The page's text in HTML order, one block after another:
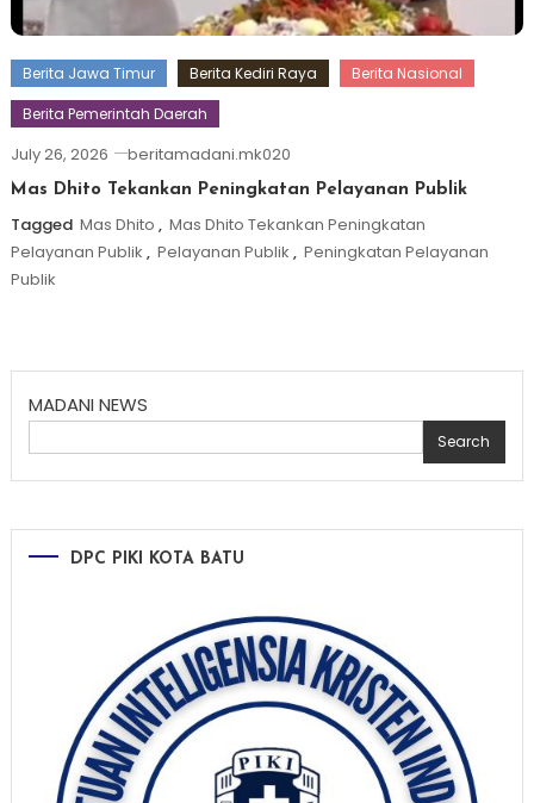
Berita Jawa Timur Berita Kediri Raya
Berita Nasional
Berita Pemerintah Daerah
July 26, 2026 beritamadani.mk020
Mas Dhito Tekankan Peningkatan Pelayanan Publik
Tagged Mas Dhito , Mas Dhito Tekankan Peningkatan
Pelayanan Publik , Pelayanan Publik , Peningkatan Pelayanan
Publik
MADANI NEWS
Search
DPC PIKI KOTA BATU